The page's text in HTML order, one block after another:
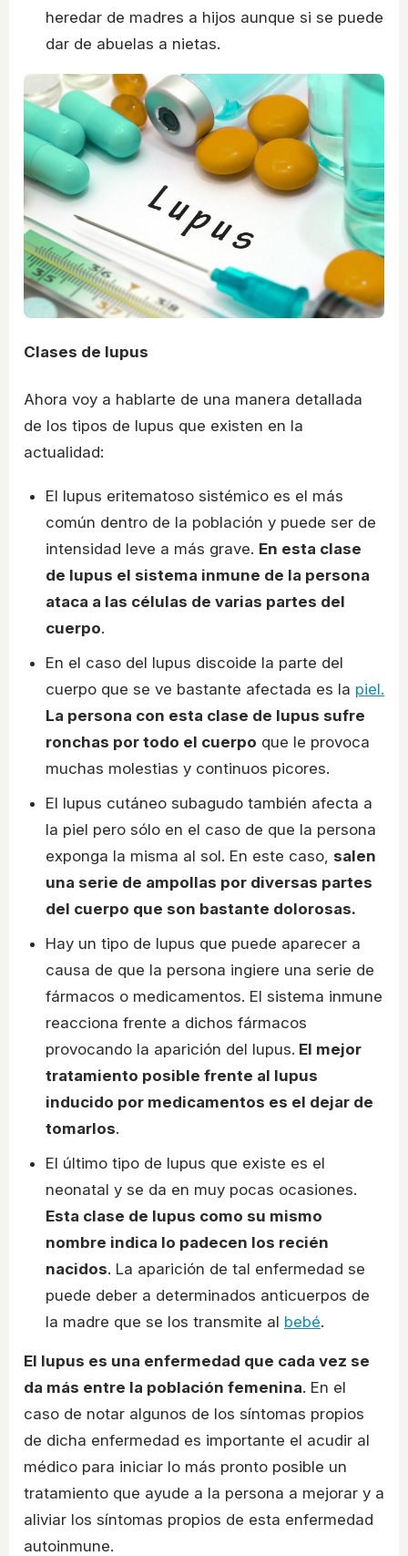
heredar de madres a hijos aunque si se puede
dar de abuelas a nietas.
Clases de lupus
Ahora voy a hablarte de una manera detallada
de los tipos de lupus que existen en la
actualidad:
El lupus eritematoso sistémico es el más
común dentro de la población y puede ser de
intensidad leve a más grave. En esta clase
de lupus el sistema inmune de la persona
ataca a las células de varias partes del
cuerpo.
En el caso del lupus discoide la parte del
cuerpo que se ve bastante afectada es la piel.
La persona con esta clase de lupus sufre
ronchas por todo el cuerpo que le provoca
muchas molestias y continuos picores.
El lupus cutáneo subagudo también afecta a
la piel pero sólo en el caso de que la persona
exponga la misma al sol. En este caso, salen
una serie de ampollas por diversas partes
del cuerpo que son bastante dolorosas.
Hay un tipo de lupus que puede aparecer a
causa de que la persona ingiere una serie de
fármacos o medicamentos. El sistema inmune
reacciona frente a dichos fármacos
provocando la aparición del lupus. El mejor
tratamiento posible frente al lupus
inducido por medicamentos es el dejar de
tomarlos.
El último tipo de lupus que existe es el
neonatal y se da en muy pocas ocasiones.
Esta clase de lupus como su mismo
nombre indica lo padecen los recién
nacidos. La aparición de tal enfermedad se
puede deber a determinados anticuerpos de
la madre que se los transmite al bebé.
El lupus es una enfermedad que cada vez se
da más entre la población femenina. En el
caso de notar algunos de los síntomas propios
de dicha enfermedad es importante el acudir al
médico para iniciar lo más pronto posible un
tratamiento que ayude a la persona a mejorar y a
aliviar los síntomas propios de esta enfermedad
autoinmune.